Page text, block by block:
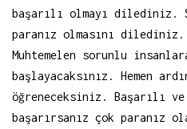
başarılı olmayı dilediniz.
paranız olmasını
Muhtemelen sorunlu
başlayacaksınız. Hemen
öğreneceksiniz. Başarılı ve
başarırsanız çok paranız